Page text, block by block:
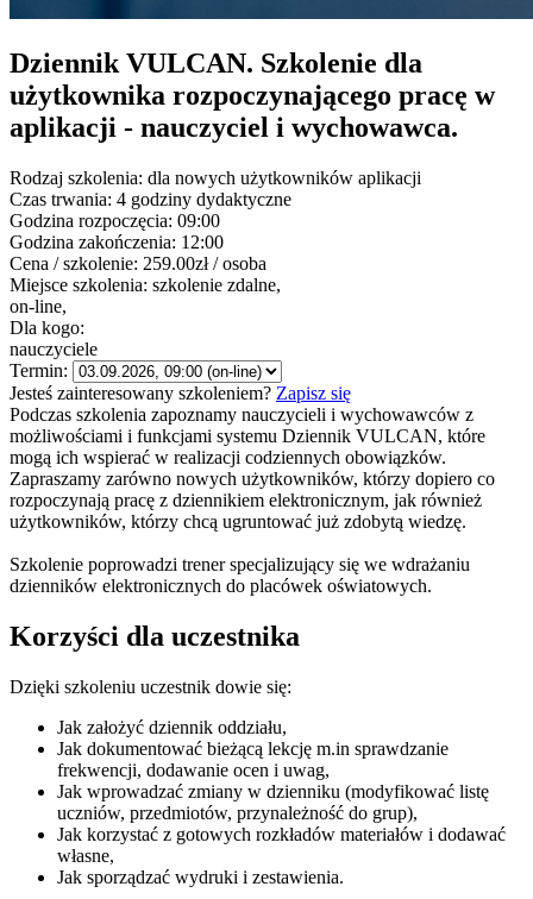
Dziennik VULCAN. Szkolenie dla
użytkownika rozpoczynającego pracę w
aplikacji - nauczyciel i wychowawca.
Rodzaj szkolenia: dla nowych użytkowników aplikacji
Czas trwania: 4 godziny dydaktyczne
Godzina rozpoczęcia: 09:00
Godzina zakończenia: 12:00
Cena / szkolenie: 259.00zł / osoba
Miejsce szkolenia: szkolenie zdalne,
on-line,
Dla kogo:
nauczyciele
Termin:
Jesteś zainteresowany szkoleniem? Zapisz się
Podczas szkolenia zapoznamy nauczycieli i wychowawców z
możliwościami i funkcjami systemu Dziennik VULCAN, które
mogą ich wspierać w realizacji codziennych obowiązków.
Zapraszamy zarówno nowych użytkowników, którzy dopiero co
rozpoczynają pracę z dziennikiem elektronicznym, jak również
użytkowników, którzy chcą ugruntować już zdobytą wiedzę.
Szkolenie poprowadzi trener specjalizujący się we wdrażaniu
dzienników elektronicznych do placówek oświatowych.
Korzyści dla uczestnika
Dzięki szkoleniu uczestnik dowie się:
Jak założyć dziennik oddziału,
Jak dokumentować bieżącą lekcję m.in sprawdzanie
frekwencji, dodawanie ocen i uwag,
Jak wprowadzać zmiany w dzienniku (modyfikować listę
uczniów, przedmiotów, przynależność do grup),
Jak korzystać z gotowych rozkładów materiałów i dodawać
własne,
Jak sporządzać wydruki i zestawienia.